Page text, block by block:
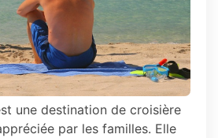
une destination de croisière
par les familles. Elle